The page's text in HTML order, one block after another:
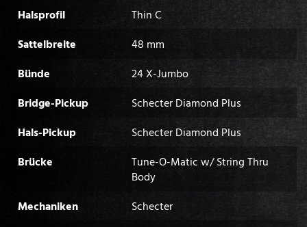
Halsprofil
Thin C
Sattelbreite
48 mm
Bünde
24 X-Jumbo
Bridge-Pickup
Schecter Diamond Plus
Hals-Pickup
Schecter Diamond Plus
Brücke
Tune-O-Matic w/ String Thru
Body
Mechaniken
Schecter